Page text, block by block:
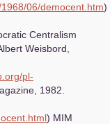
06/democent.htm)
Centralism
Weisbord,
pl-
1982.
) MIM